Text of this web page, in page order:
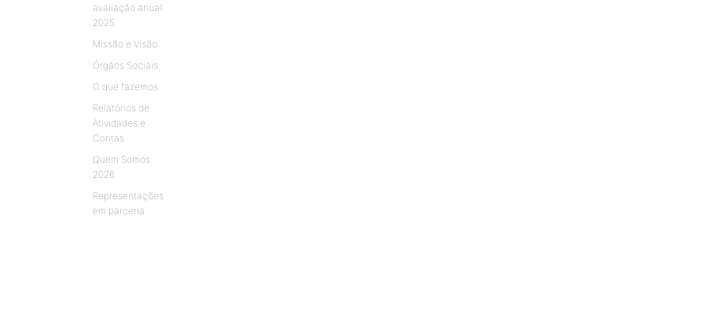
avaliação anual
2025
Missão e Visão
Órgãos Sociais
O que fazemos
Relatórios de
Atividades e
Contas
Quem Somos
2026
Representações
em parceria